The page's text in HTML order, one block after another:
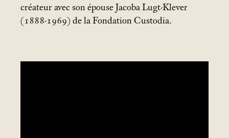
créateur avec son épouse Jacoba Lugt-Klever
(1888-1969) de la Fondation Custodia.